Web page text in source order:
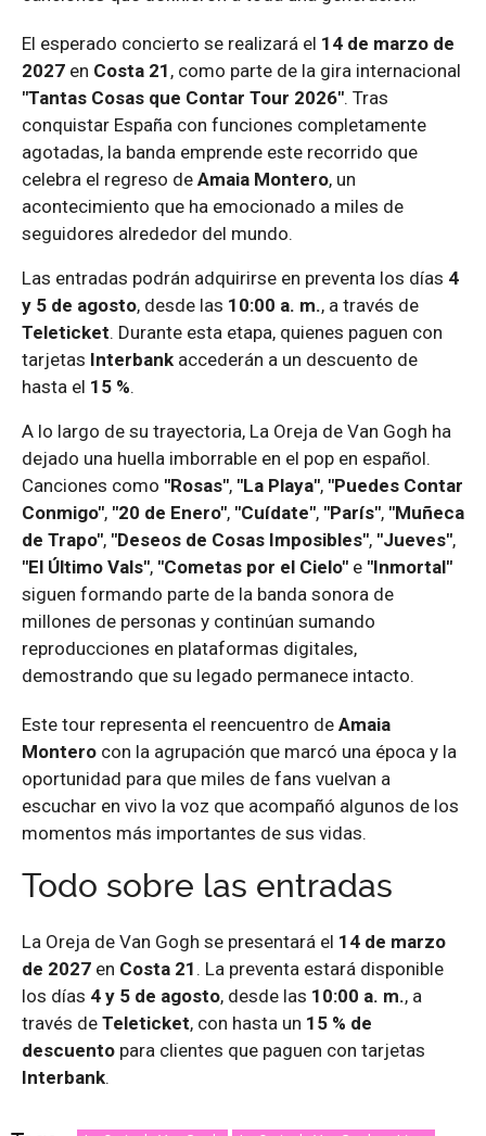
El esperado concierto se realizará el 14 de marzo de
2027 en Costa 21 , como parte de la gira internacional
"Tantas Cosas que Contar Tour 2026". Tras
conquistar España con funciones completamente
agotadas, la banda emprende este recorrido que
celebra el regreso de Amaia Montero, un
acontecimiento que ha emocionado a miles de
seguidores alrededor del mundo.
Las entradas podrán adquirirse en preventa los días 4
y 5 de agosto, desde las 10:00 a. m., a través de
Teleticket. Durante esta etapa, quienes paguen con
tarjetas Interbank accederán a un descuento de
hasta el 15 %.
A lo largo de su trayectoria, La Oreja de Van Gogh ha
dejado una huella imborrable en el pop en español.
Canciones como "Rosas", "La Playa", "Puedes Contar
Conmigo", "20 de Enero", "Cuídate", "París", "Muñeca
de Trapo", "Deseos de Cosas Imposibles", "Jueves",
"El Último Vals", "Cometas por el Cielo" e "Inmortal"
siguen formando parte de la banda sonora de
millones de personas y continúan sumando
reproducciones en plataformas digitales,
demostrando que su legado permanece intacto.
Este tour representa el reencuentro de Amaia
Montero con la agrupación que marcó una época y la
oportunidad para que miles de fans vuelvan a
escuchar en vivo la voz que acompañó algunos de los
momentos más importantes de sus vidas.
Todo sobre las entradas
La Oreja de Van Gogh se presentará el 14 de marzo
de 2027 en Costa 21 . La preventa estará disponible
los días 4 y 5 de agosto, desde las 10:00 a. m., a
través de Teleticket, con hasta un 15 % de
descuento para clientes que paguen con tarjetas
Interbank.